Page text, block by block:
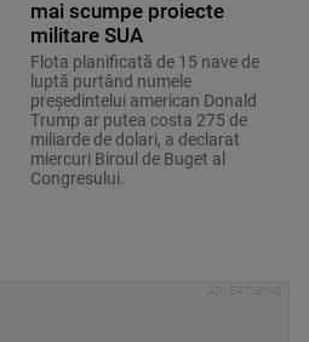
mai scumpe proiecte
militare SUA
Flota planificată de 15 nave de
luptă purtând numele
preşedintelui american Donald
Trump ar putea costa 275 de
miliarde de dolari, a declarat
miercuri Biroul de Buget al
Congresului.